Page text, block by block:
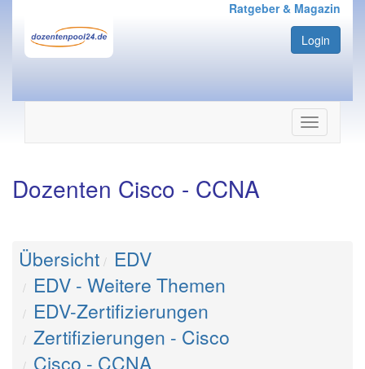
Ratgeber & Magazin
Login
Navigation
ein-/
Dozenten Cisco - CCNA
Übersicht
EDV
EDV - Weitere Themen
EDV-Zertifizierungen
Zertifizierungen - Cisco
Cisco - CCNA